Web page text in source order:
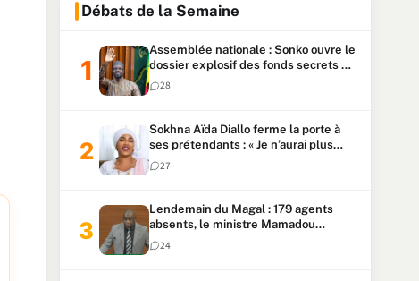
Débats de la Semaine
Assemblée nationale : Sonko ouvre le
dossier explosif des fonds secrets et
du patrimoine présidentiel
28
Sokhna Aïda Diallo ferme la porte à
ses prétendants : « Je n’aurai plus
jamais un autre mari »
27
Lendemain du Magal : 179 agents
absents, le ministre Mamadou
Lamine Dianté exige des explications
24